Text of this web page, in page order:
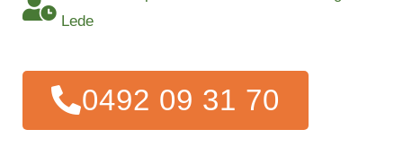
Lede
0492 09 31 70